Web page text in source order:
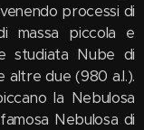
processi di
massa piccola e
studiata Nube di
altre due (980 a.l.).
la Nebulosa
Nebulosa di